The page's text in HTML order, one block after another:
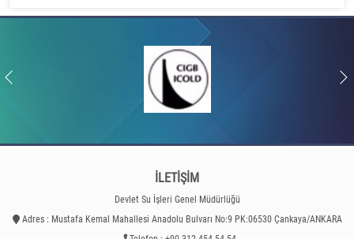
İLETİŞİM
Devlet Su İşleri Genel Müdürlüğü
Adres : Mustafa Kemal Mahallesi Anadolu Bulvarı No:9 PK:06530 Çankaya/ANKARA